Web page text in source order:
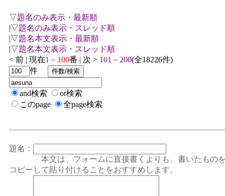
▽題名のみ表示・最新順
|▽題名のみ表示・スレッド順
|▽題名本文表示・最新順
|▽題名本文表示・スレッド順
< 前 | 現在1－100番 | 次 > 101－200(全18226件)
件
and検索
or検索
このpage
全page検索
題名：
本文は、フォームに直接書くよりも、書いたもの
コピーして貼り付けることをおすすめします。